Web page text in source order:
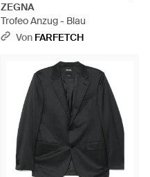
ZEGNA
Trofeo Anzug - Blau
Von FARFETCH